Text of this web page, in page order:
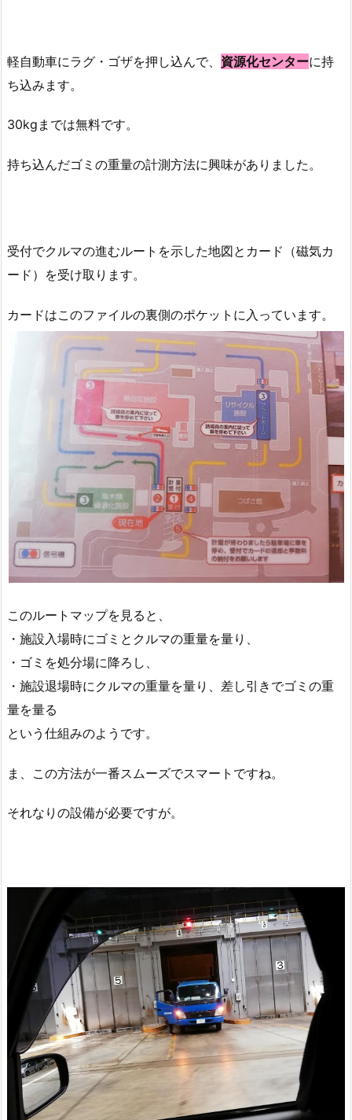
軽自動車にラグ・ゴザを押し込んで、 資源化センターに持
ち込みます。
30kgまでは無料です。
持ち込んだゴミの重量の計測方法に興味がありました。
受付でクルマの進むルートを示した地図とカード（磁気カ
ード）を受け取ります。
カードはこのファイルの裏側のポケットに入っています。
このルートマップを見ると、
・施設入場時にゴミとクルマの重量を量り、
・ゴミを処分場に降ろし、
・施設退場時にクルマの重量を量り、差し引きでゴミの重
量を量る
という仕組みのようです。
ま、この方法が一番スムーズでスマートですね。
それなりの設備が必要ですが。